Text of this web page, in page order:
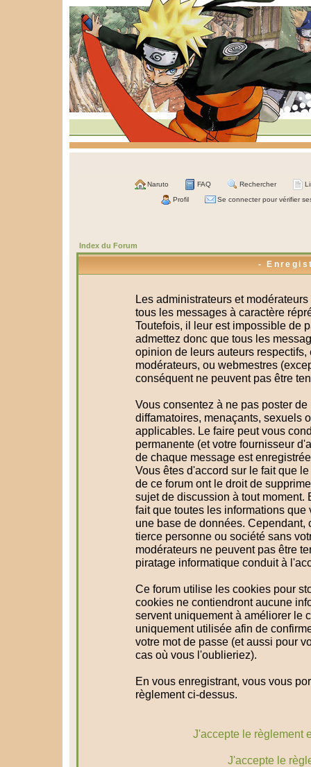
Naruto FAQ Rechercher
Profil Se connecter pour vérifier
Index du Forum
-
Les administrateurs et
tous les messages à caractère
Toutefois, il leur est impossible de
admettez donc que tous les
opinion de leurs auteurs
modérateurs, ou webmestres
conséquent ne peuvent pas être
Vous consentez à ne pas poster
diffamatoires, menaçants, sexuels
applicables. Le faire peut vous
permanente (et votre fournisseur
de chaque message est
Vous êtes d'accord sur le fait que
de ce forum ont le droit de
sujet de discussion à tout moment.
fait que toutes les informations
une base de données.
tierce personne ou société sans
modérateurs ne peuvent pas être
piratage informatique conduit à
Ce forum utilise les cookies pour
cookies ne contiendront aucune
servent uniquement à améliorer le
uniquement utilisée afin de
votre mot de passe (et aussi pour
cas où vous l'oublieriez).
En vous enregistrant, vous vous
règlement ci-dessus.
J'accepte le règlement
J'accepte le